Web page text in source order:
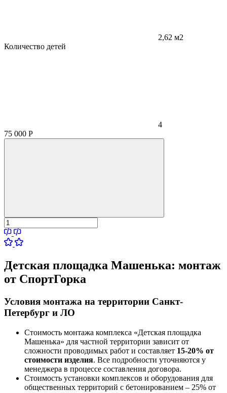
2,62 м2
Количество детей
4
75 000 Р
Детская площадка Машенька: монтаж
от СпортГорка
Условия монтажа на территории Санкт-
Петербург и ЛО
Стоимость монтажа комплекса «Детская площадка
Машенька» для частной территории зависит от
сложности проводимых работ и составляет 15-20% от
стоимости изделия. Все подробности уточняются у
менеджера в процессе составления договора.
Стоимость установки комплексов и оборудования для
общественных территорий с бетонированием – 25% от